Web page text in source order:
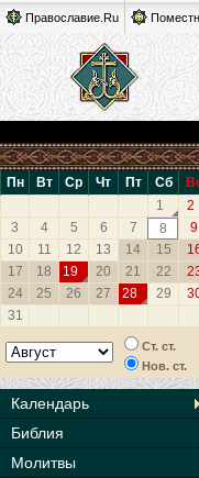
Православие.Ru
Пн Вт Ср Чт Пт Сб
1
2
3
4 5 6 7 8
9
10
11 12 13 14 15
17
18 19 20 21 22
24
25 26 27 28 29
31
Ст. ст.
Нов. ст.
Календарь
Библия
Молитвы